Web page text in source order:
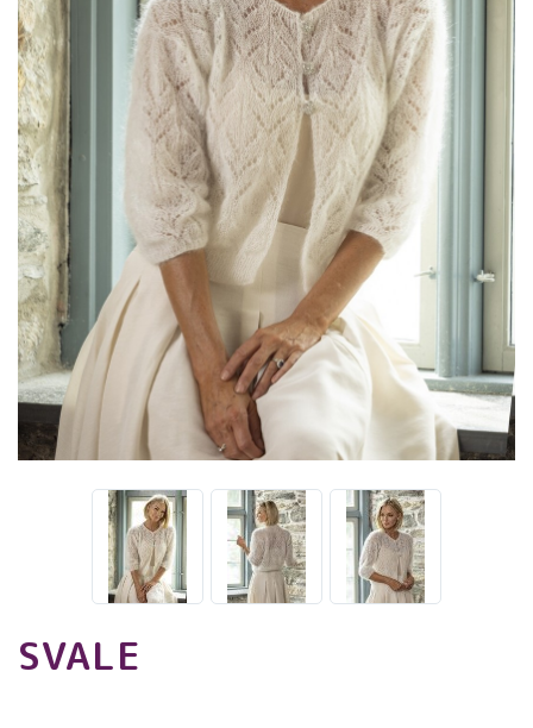
SVALE